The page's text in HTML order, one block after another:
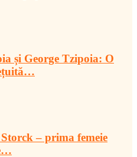
și George Tzipoia: O
– prima femeie